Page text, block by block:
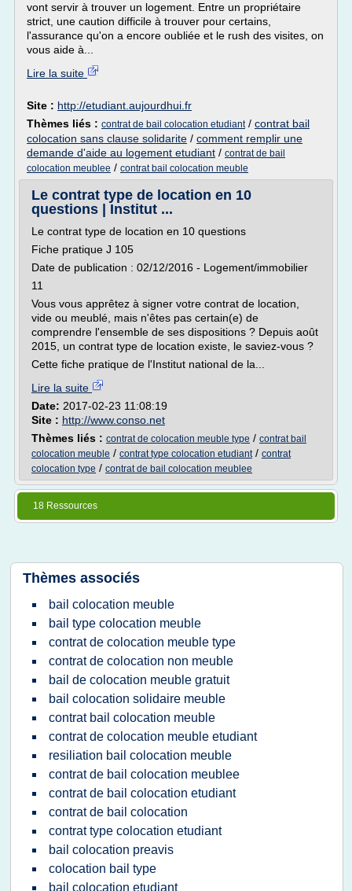
vont servir à trouver un logement. Entre un propriétaire
strict, une caution difficile à trouver pour certains,
l'assurance qu'on a encore oubliée et le rush des visites, on
vous aide à...
Lire la suite
Site : http://etudiant.aujourdhui.fr
Thèmes liés : contrat de bail colocation etudiant/ contrat bail
colocation sans clause solidarite / comment remplir une
demande d'aide au logement etudiant / contrat de bail
colocation meublee / contrat bail colocation meuble
Le contrat type de location en 10
questions | Institut ...
Le contrat type de location en 10 questions
Fiche pratique J 105
Date de publication : 02/12/2016 - Logement/immobilier
11
Vous vous apprêtez à signer votre contrat de location,
vide ou meublé, mais n'êtes pas certain(e) de
comprendre l'ensemble de ses dispositions ? Depuis août
2015, un contrat type de location existe, le saviez-vous ?
Cette fiche pratique de l'Institut national de la...
Lire la suite
Date: 2017-02-23 11:08:19
Site : http://www.conso.net
Thèmes liés : contrat de colocation meuble type / contrat bail
colocation meuble / contrat type colocation etudiant/ contrat
colocation type / contrat de bail colocation meublee
18 Ressources
Thèmes associés
bail colocation meuble
bail type colocation meuble
contrat de colocation meuble type
contrat de colocation non meuble
bail de colocation meuble gratuit
bail colocation solidaire meuble
contrat bail colocation meuble
contrat de colocation meuble etudiant
resiliation bail colocation meuble
contrat de bail colocation meublee
contrat de bail colocation etudiant
contrat de bail colocation
contrat type colocation etudiant
bail colocation preavis
colocation bail type
bail colocation etudiant